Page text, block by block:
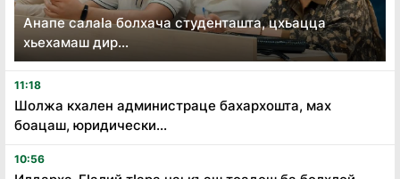
Анапе салаӏа болхача студенташта, цхьацца
хьехамаш дир...
11:18
Шолжа кхален администраце бахархошта, мах
боацаш, юридически...
10:56